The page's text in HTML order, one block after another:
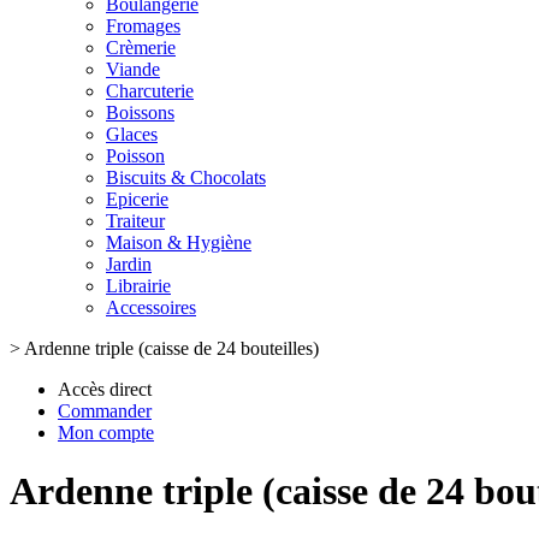
Boulangerie
Fromages
Crèmerie
Viande
Charcuterie
Boissons
Glaces
Poisson
Biscuits & Chocolats
Epicerie
Traiteur
Maison & Hygiène
Jardin
Librairie
Accessoires
> Ardenne triple (caisse de 24 bouteilles)
Accès direct
Commander
Mon compte
Ardenne triple (caisse de 24